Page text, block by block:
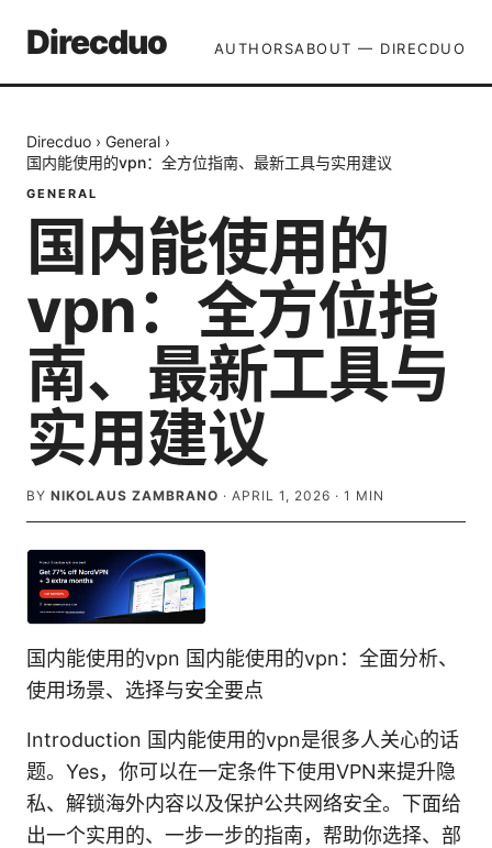
Direcduo AUTHORSABOUT — DIRECDUO
Direcduo › General ›
国内能使用的vpn：全方位指南、最新工具与实用建议
GENERAL
国内能使用的
vpn：全方位指
南、最新工具与
实用建议
BY NIKOLAUS ZAMBRANO · APRIL 1, 2026 · 1 MIN
国内能使用的vpn 国内能使用的vpn：全面分析、
使用场景、选择与安全要点
Introduction 国内能使用的vpn是很多人关心的话
题。Yes，你可以在一定条件下使用VPN来提升隐
私、解锁海外内容以及保护公共网络安全。下面给
出一个实用的、一步一步的指南，帮助你选择、部